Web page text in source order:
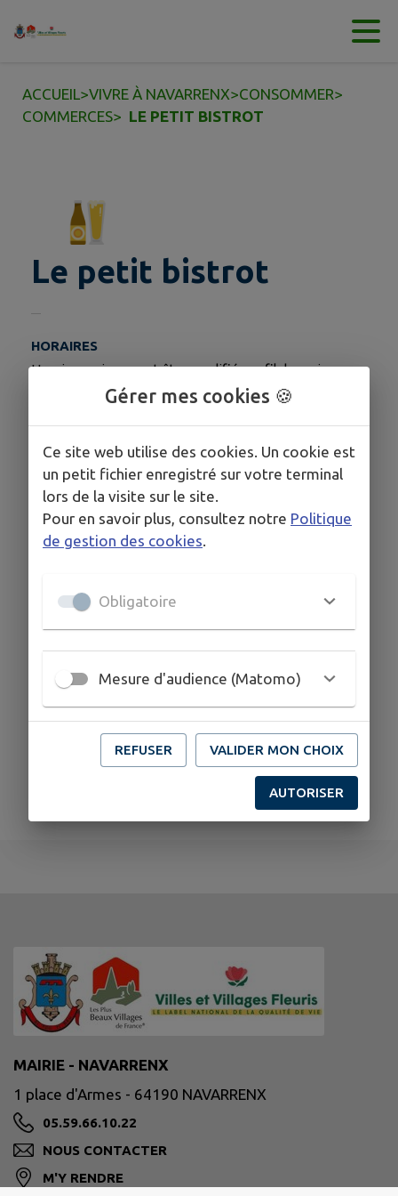
Contenu
ACCUEIL>VIVRE À NAVARRENX>CONSOMMER>
COMMERCES> LE PETIT BISTROT
Le petit bistrot
HORAIRES
Horaires qui peuvent être modifiés au fil des saisons
Fermé le dimanche soir et lundi toute la journée
COORDONNÉES
4 place d’armes navarrenx 64190
05 24 35 13 18
MAIRIE - NAVARRENX
1 place d'Armes - 64190 NAVARRENX
05.59.66.10.22
NOUS CONTACTER
M'Y RENDRE
Gérer mes cookies 🍪
Ce site web utilise des cookies. Un cookie est
un petit fichier enregistré sur votre terminal
lors de la visite sur le site.
Pour en savoir plus, consultez notre Politique
de gestion des cookies
Obligatoire
Mesure d'audience (Matomo)
REFUSER VALIDER MON CHOIX
AUTORISER